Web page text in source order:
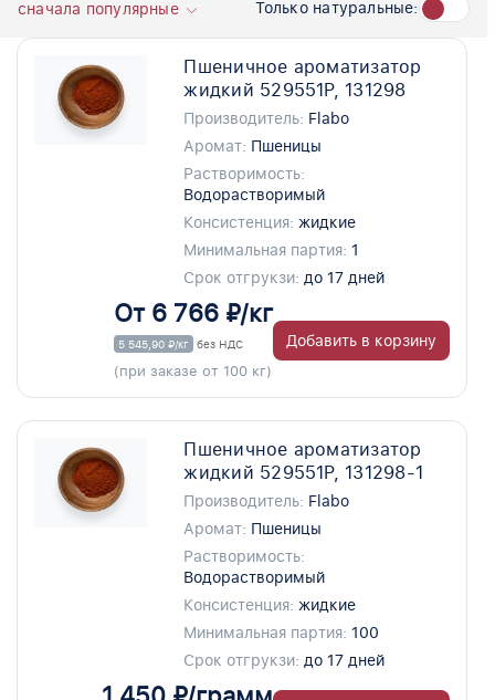
сначала популярные Только натуральные:
Пшеничное ароматизатор
жидкий 529551P, 131298
Производитель: Flabo
Аромат: Пшеницы
Растворимость:
Водорастворимый
Консистенция: жидкие
Минимальная партия: 1
Срок отгрукзи: до 17 дней
От 6 766 ₽/кг
5 545,90 ₽/кг без НДС
(при заказе от 100 кг)
Добавить в корзину
Пшеничное ароматизатор
жидкий 529551P, 131298-1
Производитель: Flabo
Аромат: Пшеницы
Растворимость:
Водорастворимый
Консистенция: жидкие
Минимальная партия: 100
Срок отгрукзи: до 17 дней